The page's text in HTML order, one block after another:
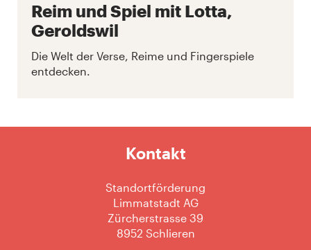
Reim und Spiel mit Lotta,
Geroldswil
Die Welt der Verse, Reime und Fingerspiele
entdecken.
Kontakt
Standortförderung
Limmatstadt AG
Zürcherstrasse 39
8952 Schlieren